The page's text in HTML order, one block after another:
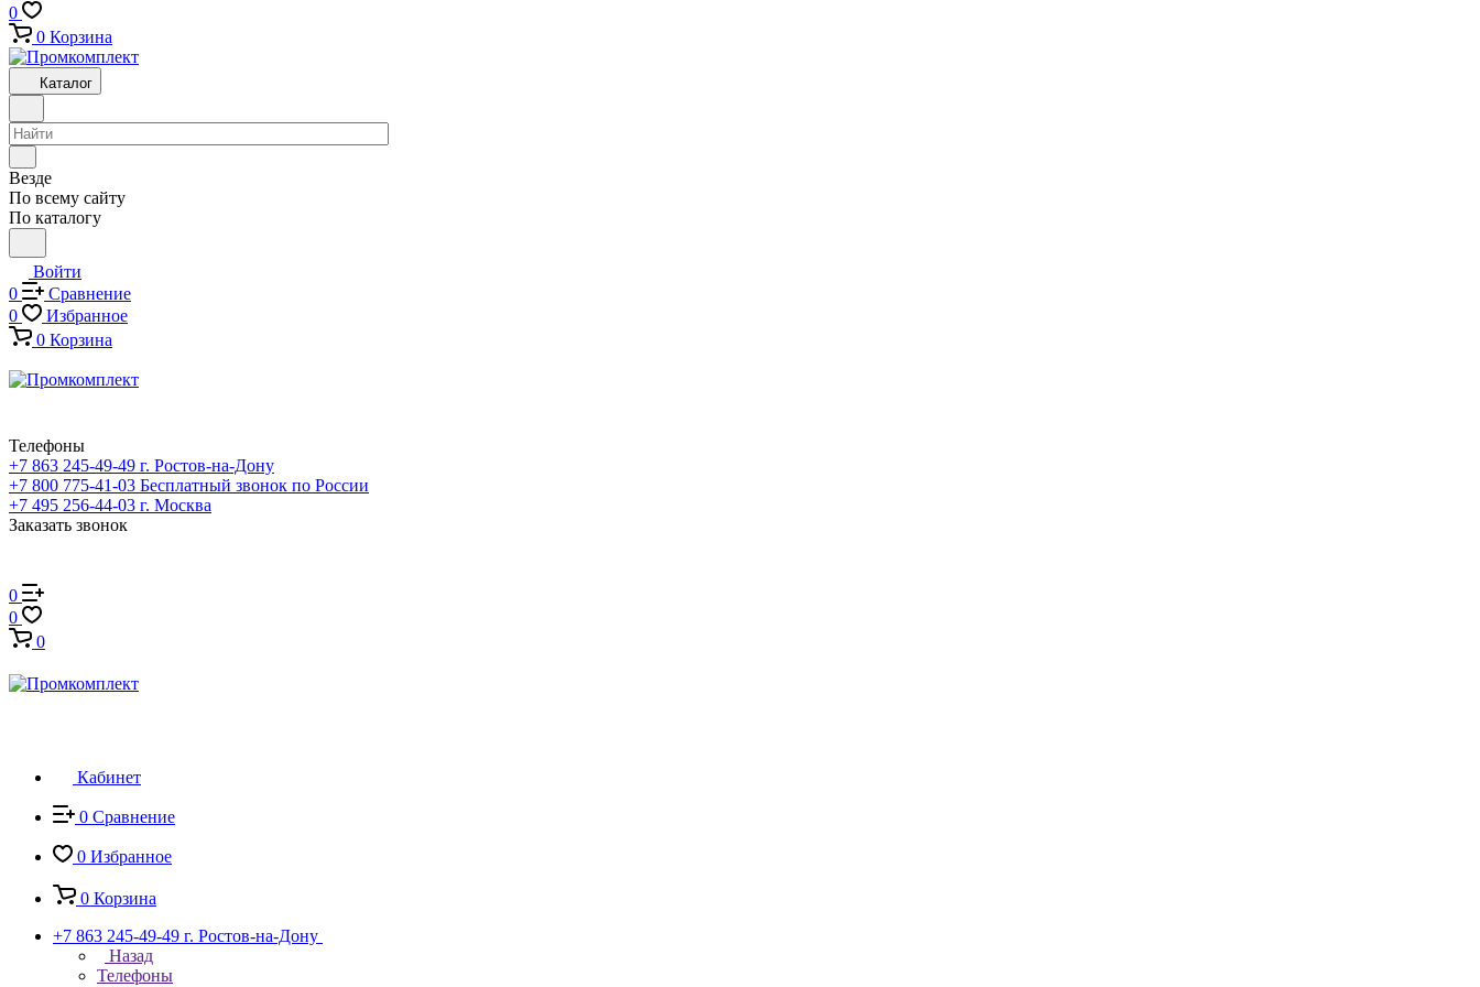
0
0 Корзина
Каталог
Везде
По всему сайту
По каталогу
Войти
0
Сравнение
0
Избранное
0 Корзина
Телефоны
+7 863 245-49-49 г. Ростов-на-Дону
+7 800 775-41-03 Бесплатный звонок по России
+7 495 256-44-03 г. Москва
Заказать звонок
0
0
0
Кабинет
0 Сравнение
0 Избранное
0 Корзина
+7 863 245-49-49 г. Ростов-на-Дону
Назад
Телефоны